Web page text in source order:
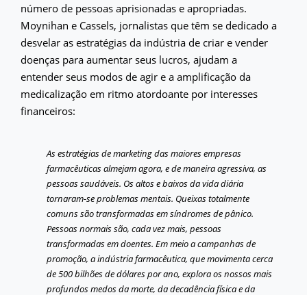
número de pessoas aprisionadas e apropriadas.
Moynihan e Cassels, jornalistas que têm se dedicado a
desvelar as estratégias da indústria de criar e vender
doenças para aumentar seus lucros, ajudam a
entender seus modos de agir e a amplificação da
medicalização em ritmo atordoante por interesses
financeiros:
As estratégias de marketing das maiores empresas
farmacêuticas almejam agora, e de maneira agressiva, as
pessoas saudáveis. Os altos e baixos da vida diária
tornaram-se problemas mentais. Queixas totalmente
comuns são transformadas em síndromes de pânico.
Pessoas normais são, cada vez mais, pessoas
transformadas em doentes. Em meio a campanhas de
promoção, a indústria farmacêutica, que movimenta cerca
de 500 bilhões de dólares por ano, explora os nossos mais
profundos medos da morte, da decadência física e da